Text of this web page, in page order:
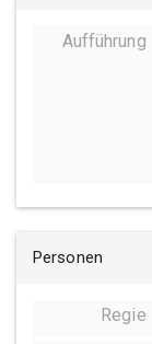
Aufführung
Personen
Regie